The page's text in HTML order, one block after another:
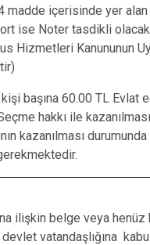
madde içerisinde yer alan
ise Noter tasdikli
Hizmetleri Kanununun
başına 60.00 TL Evlat
hakkı ile
kazanılması
ilişkin belge veya
devlet vatandaşlığına